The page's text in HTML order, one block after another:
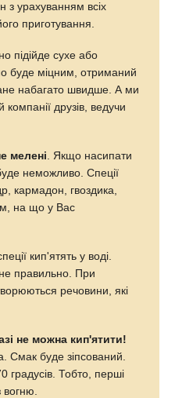
з урахуванням всіх
приготування.
підійде сухе або
буде міцним, отриманий
набагато швидше. А ми
друзів, ведучи
мелені . Якщо насипати
неможливо. Спеції
кармадон, гвоздика,
на що у Вас
кип'ятять у воді.
правильно. При
речовини, які
не можна кип'ятити!
Смак буде зіпсований.
градусів. Тобто, перші